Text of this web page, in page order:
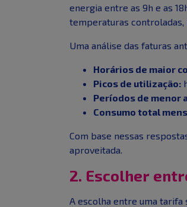
energia entre as 9h e as
temperaturas controladas,
Uma análise das faturas
Horários de maior
Picos de utilização:
Períodos de menor
Consumo total
Com base nessas
aproveitada.
2. Escolher
A escolha entre uma